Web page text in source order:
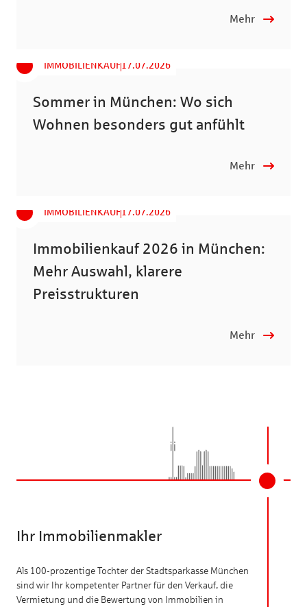
Mehr
IMMOBILIENKAUF 17.07.2026
Sommer in München: Wo sich
Wohnen besonders gut anfühlt
Mehr
IMMOBILIENKAUF 17.07.2026
Immobilienkauf 2026 in München:
Mehr Auswahl, klarere
Preisstrukturen
Mehr
Ihr Immobilienmakler
Als 100-prozentige Tochter der Stadtsparkasse München
sind wir Ihr kompetenter Partner für den Verkauf, die
Vermietung und die Bewertung von Immobilien in